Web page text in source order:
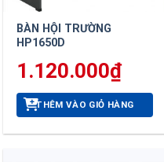
BÀN HỘI TRƯỜNG
HP1650D
1.120.000₫
THÊM VÀO GIỎ HÀNG